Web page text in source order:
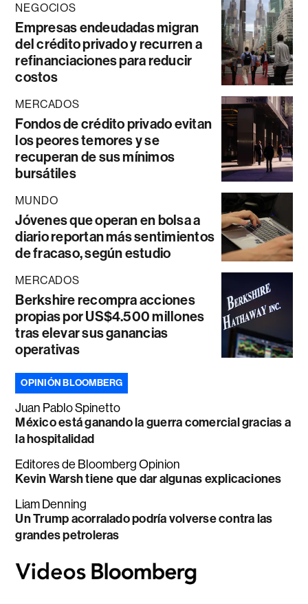
NEGOCIOS
Empresas endeudadas migran
del crédito privado y recurren a
refinanciaciones para reducir
costos
MERCADOS
Fondos de crédito privado evitan
los peores temores y se
recuperan de sus mínimos
bursátiles
MUNDO
Jóvenes que operan en bolsa a
diario reportan más sentimientos
de fracaso, según estudio
MERCADOS
Berkshire recompra acciones
propias por US$4.500 millones
tras elevar sus ganancias
operativas
OPINIÓN BLOOMBERG
Juan Pablo Spinetto
México está ganando la guerra comercial gracias a
la hospitalidad
Editores de Bloomberg Opinion
Kevin Warsh tiene que dar algunas explicaciones
Liam Denning
Un Trump acorralado podría volverse contra las
grandes petroleras